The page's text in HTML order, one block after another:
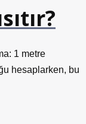
1 metre
hesaplarken, bu